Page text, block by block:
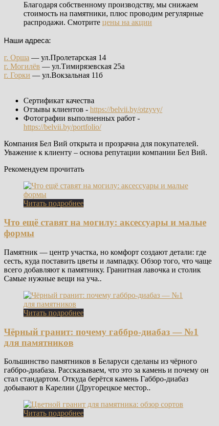
Благодаря собственному производству, мы снижаем
стоимость на памятники, плюс проводим регулярные
распродажи. Смотрите цены на акции
Наши адреса:
г. Орша — ул.Пролетарская 14
г. Могилёв — ул.Тимирязевская 25а
г. Горки — ул.Вокзальная 11б
Сертификат качества
Отзывы клиентов - https://belvii.by/otzyvy/
Фотографии выполненных работ -
https://belvii.by/portfolio/
Компания Бел Вий открыта и прозрачна для покупателей.
Уважение к клиенту – основа репутации компании Бел Вий.
Рекомендуем прочитать
Читать подробнее
Что ещё ставят на могилу: аксессуары и малые
формы
Памятник — центр участка, но комфорт создают детали: где
сесть, куда поставить цветы и лампадку. Обзор того, что чаще
всего добавляют к памятнику. Гранитная лавочка и столик
Самые нужные вещи на уча..
Читать подробнее
Чёрный гранит: почему габбро-диабаз — №1
для памятников
Большинство памятников в Беларуси сделаны из чёрного
габбро-диабаза. Рассказываем, что это за камень и почему он
стал стандартом. Откуда берётся камень Габбро-диабаз
добывают в Карелии (Другорецкое местор..
Читать подробнее